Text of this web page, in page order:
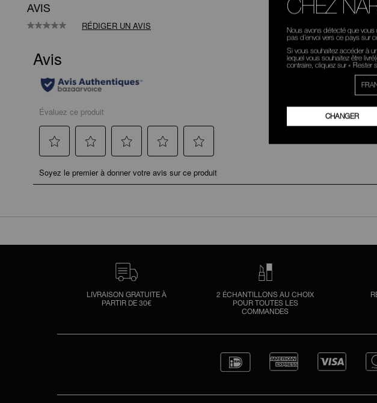
AVIS
Aucune
sur
la
page.
RÉDIGER UN AVIS
LIVRAISON GRATUITE À
PARTIR DE 30€
2 ÉCHANTILLONS AU CHOIX
POUR TOUTES LES
COMMANDES
CHEZ
Nous avons détecté que vous
pas d’envoi vers ce pays sur
Si vous souhaitez accéder à
lequel vous souhaitez être
contraire, cliquez sur « Rester
CHANGER